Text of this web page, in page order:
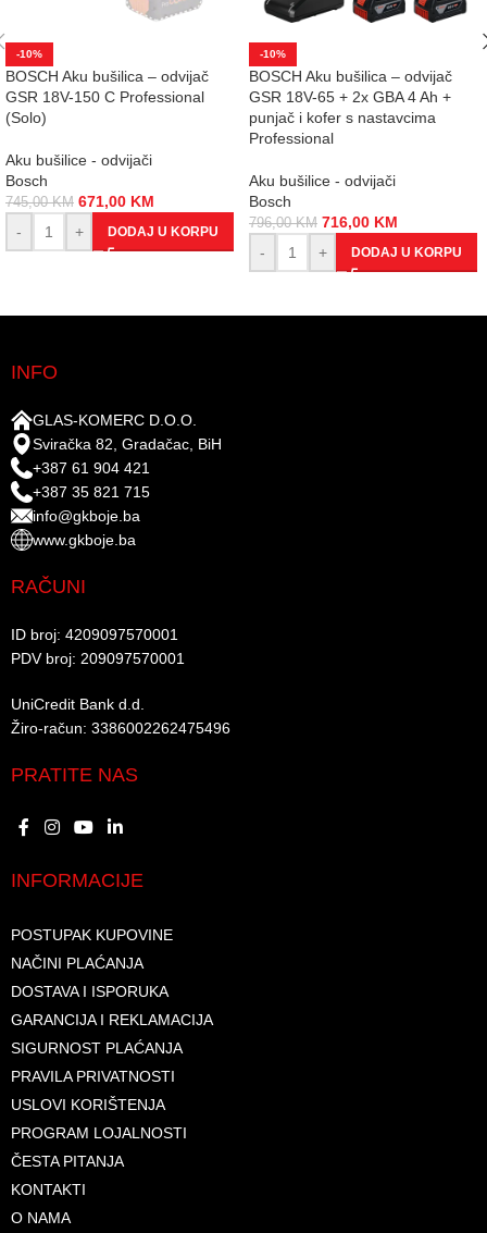
-10%
BOSCH Aku bušilica – odvijač
GSR 18V-150 C Professional
(Solo)
Aku bušilice - odvijači
Bosch
745,00KM 671,00 KM
-
+ DODAJ U KORPU
-10%
BOSCH Aku bušilica – odvijač
GSR 18V-65 + 2x GBA 4 Ah +
punjač i kofer s nastavcima
Professional
Aku bušilice - odvijači
Bosch
796,00KM 716,00 KM
-
+ DODAJ U KORPU
INFO
GLAS-KOMERC D.O.O.
Sviračka 82, Gradačac, BiH
+387 61 904 421
+387 35 821 715
info@gkboje.ba
www.gkboje.ba
RAČUNI
ID broj: 4209097570001​
PDV broj: 209097570001 ​
UniCredit Bank d.d.​
Žiro-račun: 3386002262475496​​
PRATITE NAS
INFORMACIJE
POSTUPAK KUPOVINE
NAČINI PLAĆANJA
DOSTAVA I ISPORUKA
GARANCIJA I REKLAMACIJA
SIGURNOST PLAĆANJA
PRAVILA PRIVATNOSTI
USLOVI KORIŠTENJA
PROGRAM LOJALNOSTI
ČESTA PITANJA
KONTAKTI
O NAMA